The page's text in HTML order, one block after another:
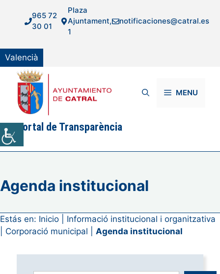
contingut
965 72
30 01
Plaza
Ajuntament,
1
notificaciones@catral.es
Valencià
MENU
Portal de Transparència
Agenda institucional
Estás en: Inicio
Informació institucional i organitzativa
Corporació municipal Agenda institucional